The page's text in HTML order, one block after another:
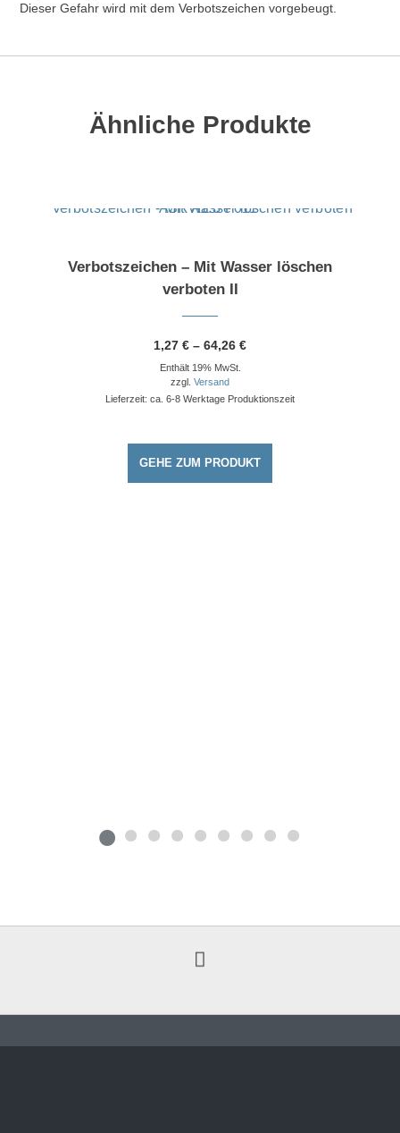
Dieser Gefahr wird mit dem Verbotszeichen vorgebeugt.
Ähnliche Produkte
Dieses Produkt weist mehrere Varianten auf. Die Optionen können auf der Produktseite gewählt werden
Verbotszeichen – Mit Wasser löschen
verboten II
1,27€ –64,26€Preisspanne:
Enthält 19% MwSt.
zzgl.Versand
Lieferzeit: ca. 6-8 Werktage Produktionszeit
GEHE ZUM PRODUKT